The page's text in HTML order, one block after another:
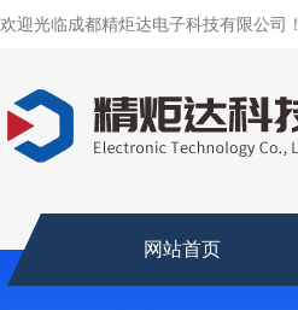
欢迎光临成都精炬达电子科技有限公司！
网站首页